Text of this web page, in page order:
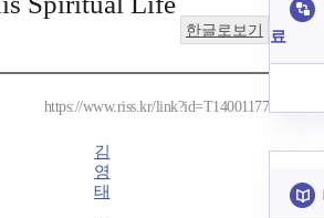
한글로보기
https://www.riss.kr/link?id=T14001177
김
영
태
료